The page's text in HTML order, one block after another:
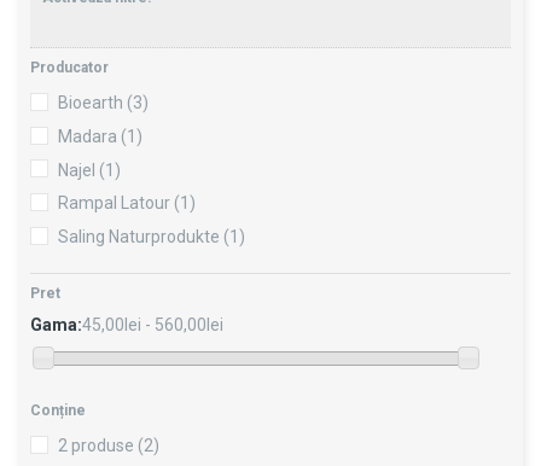
Producator
Bioearth (3)
Madara (1)
Najel (1)
Rampal Latour (1)
Saling Naturprodukte (1)
Pret
Gama:45,00lei - 560,00lei
Conține
2 produse (2)